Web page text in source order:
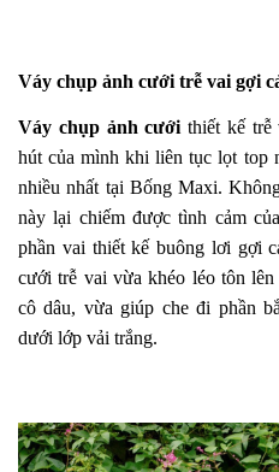
Váy chụp ảnh cưới trễ vai gợi
Váy chụp ảnh cưới thiết kế trễ
hút của mình khi liên tục lọt top
nhiều nhất tại Bống Maxi.
này lại chiếm được tình cảm
phần vai thiết kế buông lơi gợi
cưới trễ vai vừa khéo léo tôn
cô dâu, vừa giúp che đi phần
dưới lớp vải trắng.